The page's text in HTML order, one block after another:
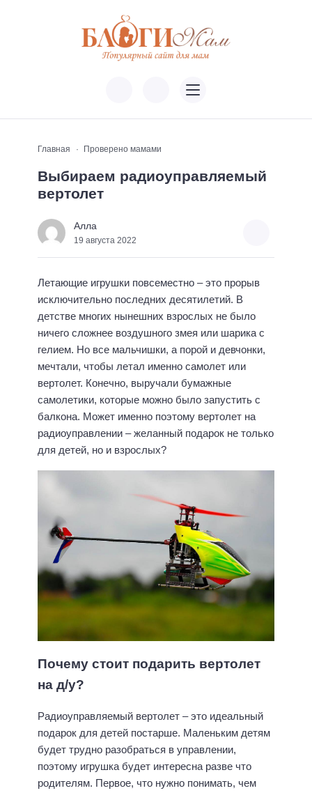
Главная Проверено мамами
Выбираем радиоуправляемый
вертолет
Алла
19 августа 2022
Летающие игрушки повсеместно – это прорыв
исключительно последних десятилетий. В
детстве многих нынешних взрослых не было
ничего сложнее воздушного змея или шарика с
гелием. Но все мальчишки, а порой и девчонки,
мечтали, чтобы летал именно самолет или
вертолет. Конечно, выручали бумажные
самолетики, которые можно было запустить с
балкона. Может именно поэтому вертолет на
радиоуправлении – желанный подарок не только
для детей, но и взрослых?
Почему стоит подарить вертолет
на д/у?
Радиоуправляемый вертолет – это идеальный
подарок для детей постарше. Маленьким детям
будет трудно разобраться в управлении,
поэтому игрушка будет интересна разве что
родителям. Первое, что нужно понимать, чем